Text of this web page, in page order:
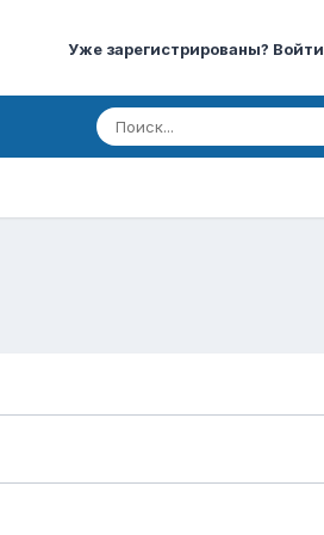
Уже зарегистрированы? Войти